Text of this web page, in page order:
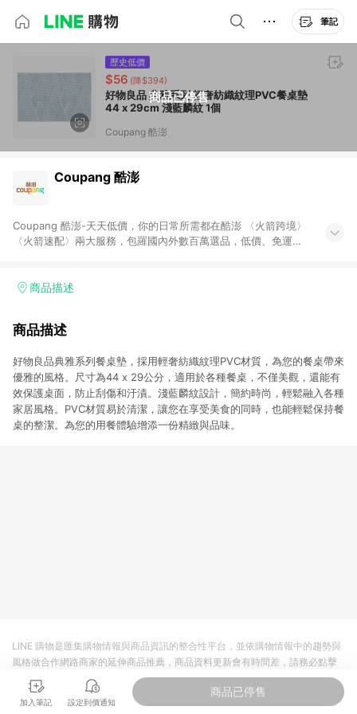
筆記
商品已停售
歷史低價
$56 (降$394)
好物良品 典雅系列 輕奢紡織紋理PVC餐桌墊
44 x 29cm 淺藍麟紋 1個
Coupang 酷澎
Coupang 酷澎
Coupang 酷澎-天天低價，你的日常所需都在酷澎 〈火箭跨境〉
〈火箭速配〉兩大服務，包羅國內外數百萬選品，低價、免運，
加入WOW會員告別湊免運，火箭速配、火箭跨境優質選品不限金
商品描述
商品描述
好物良品典雅系列餐桌墊，採用輕奢紡織紋理PVC材質，為您的餐桌帶來
優雅的風格。尺寸為44 x 29公分，適用於各種餐桌，不僅美觀，還能有
效保護桌面，防止刮傷和汙漬。淺藍麟紋設計，簡約時尚，輕鬆融入各種
家居風格。PVC材質易於清潔，讓您在享受美食的同時，也能輕鬆保持餐
桌的整潔。為您的用餐體驗增添一份精緻與品味。
加入筆記 設定到價通知
商品已停售
LINE 購物是匯集購物情報與商品資訊的整合性平台，並依購物情報中的趨勢與
風格做合作網路商家的延伸商品推薦，商品資料更新會有時間差，請務必點擊
商品至各合作網路商家，確認現售價與購物條件，一切資訊以合作廠商網頁為
準。